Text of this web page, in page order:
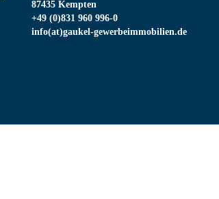
87435 Kempten
+49 (0)831 960 996-0
info(at)gaukel-gewerbeimmobilien.de